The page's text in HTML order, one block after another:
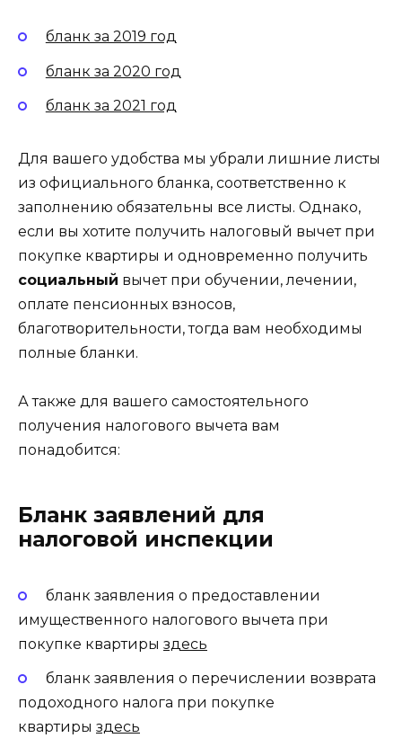
бланк за 2019 год
бланк за 2020 год
бланк за 2021 год
Для вашего удобства мы убрали лишние листы
из официального бланка, соответственно к
заполнению обязательны все листы. Однако,
если вы хотите получить налоговый вычет при
покупке квартиры и одновременно получить
социальный вычет при обучении, лечении,
оплате пенсионных взносов,
благотворительности, тогда вам необходимы
полные бланки.
А также для вашего самостоятельного
получения налогового вычета вам
понадобится:
Бланк заявлений для
налоговой инспекции
бланк заявления о предоставлении
имущественного налогового вычета при
покупке квартиры здесь
бланк заявления о перечислении возврата
подоходного налога при покупке
квартиры здесь